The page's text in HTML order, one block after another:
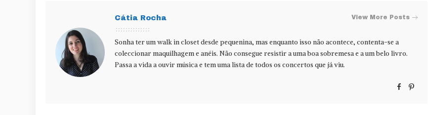
Cátia Rocha View More Posts
Sonha ter um walk in closet desde pequenina, mas enquanto isso não acontece, contenta-se a
coleccionar maquilhagem e anéis. Não consegue resistir a uma boa sobremesa e a um belo livro.
Passa a vida a ouvir música e tem uma lista de todos os concertos que já viu.